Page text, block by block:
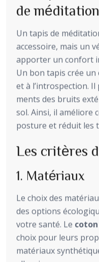
de
Un tapis de
accessoire, mais un
apporter un confort
Un bon tapis crée un
et à l’introspection. Il
ments des bruits
sol. Ainsi, il améliore
posture et réduit les
Les critères
1. Matériaux
Le choix des
des options
votre santé. Le coton
choix pour leurs
matériaux